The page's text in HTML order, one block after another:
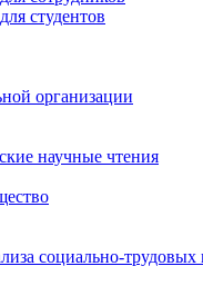
студентов
организации
научные чтения
социально-трудовых